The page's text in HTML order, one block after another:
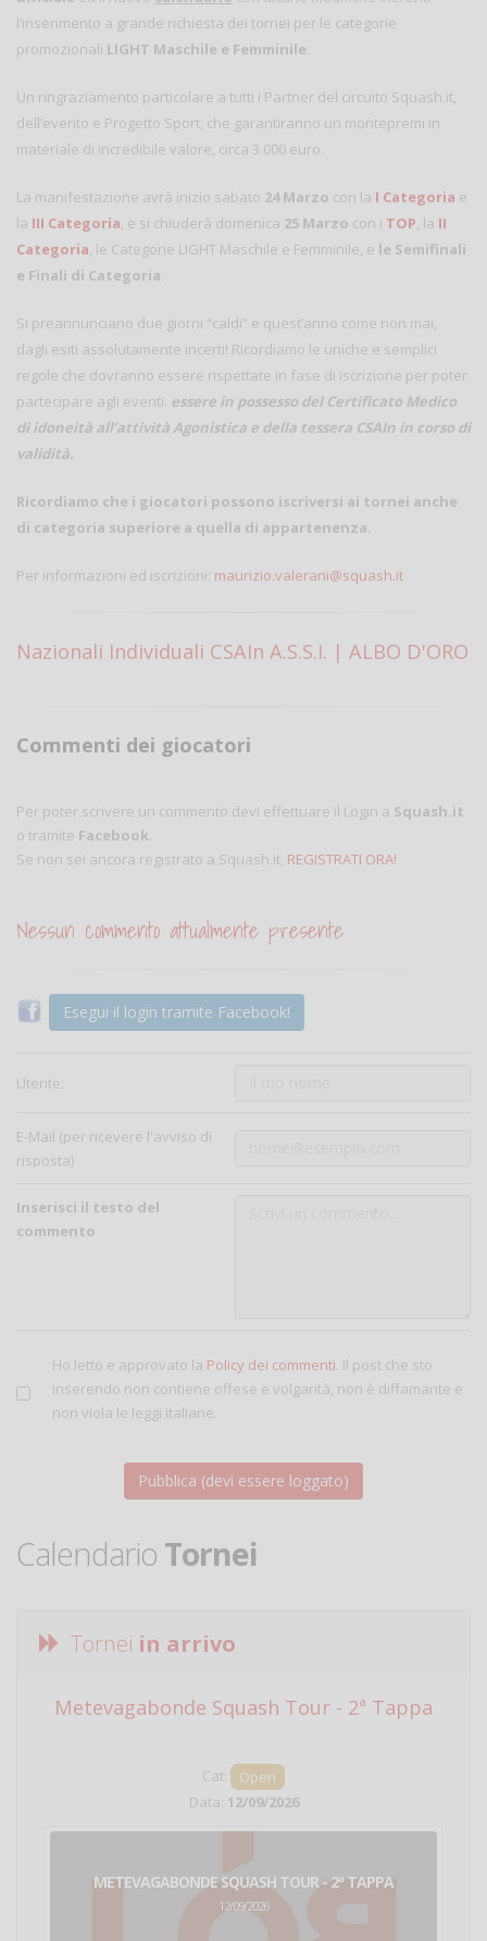
l’inserimento a grande richiesta dei tornei per le categorie
promozionali LIGHT Maschile e Femminile.
Un ringraziamento particolare a tutti i Partner del circuito Squash.it,
dell’evento e Progetto Sport, che garantiranno un montepremi in
materiale di incredibile valore, circa 3.000 euro.
La manifestazione avrà inizio sabato 24 Marzo con la I Categoria e
la III Categoria, e si chiuderà domenica 25 Marzo con i TOP, la II
Categoria, le Categorie LIGHT Maschile e Femminile, e le Semifinali
e Finali di Categoria.
Si preannunciano due giorni “caldi” e quest’anno come non mai,
dagli esiti assolutamente incerti! Ricordiamo le uniche e semplici
regole che dovranno essere rispettate in fase di iscrizione per poter
partecipare agli eventi: essere in possesso del Certificato Medico
di idoneità all’attività Agonistica e della tessera CSAIn in corso di
validità.
Ricordiamo che i giocatori possono iscriversi ai tornei anche
di categoria superiore a quella di appartenenza.
Per informazioni ed iscrizioni: maurizio.valerani@squash.it
Nazionali Individuali CSAIn A.S.S.I. | ALBO D'ORO
Commenti dei giocatori
Per poter scrivere un commento devi effettuare il Login a Squash.it
o tramite Facebook.
Se non sei ancora registrato a Squash.it, REGISTRATI ORA!
Nessun commento attualmente presente
Esegui il login tramite Facebook!
Utente:
E-Mail (per ricevere l'avviso di
risposta)
Inserisci il testo del
commento
Ho letto e approvato la Policy dei commenti. Il post che sto
inserendo non contiene offese e volgarità, non è diffamante e
non viola le leggi italiane.
Calendario Tornei
Tornei in arrivo
Metevagabonde Squash Tour - 2ª Tappa
Cat:
Open
Data: 12/09/2026
METEVAGABONDE SQUASH TOUR - 2ª TAPPA
12/09/2026